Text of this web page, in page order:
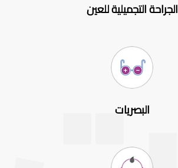
الجراحة التجميلية للعين
البصريات